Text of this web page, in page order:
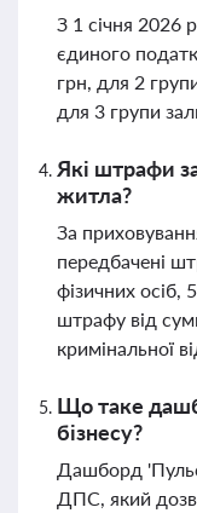
З 1 січня 2026
єдиного
грн, для 2
для 3 групи
Які штрафи
житла?
За
передбачені
фізичних осіб,
штрафу від
кримінальної
Що таке
бізнесу?
Дашборд
ДПС, який